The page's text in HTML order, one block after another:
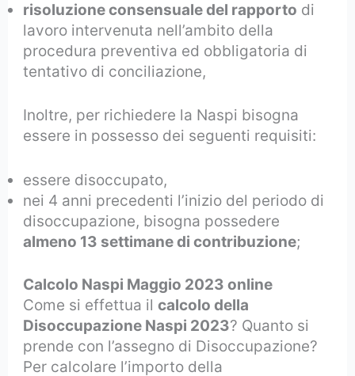
risoluzione consensuale del rapporto di
lavoro intervenuta nell’ambito della
procedura preventiva ed obbligatoria di
tentativo di conciliazione,
Inoltre, per richiedere la Naspi bisogna
essere in possesso dei seguenti requisiti:
essere disoccupato,
nei 4 anni precedenti l’inizio del periodo di
disoccupazione, bisogna possedere
almeno 13 settimane di contribuzione;
Calcolo Naspi Maggio 2023 online
Come si effettua ilcalcolo della
Disoccupazione Naspi 2023? Quanto si
prende con l’assegno di Disoccupazione?
Per calcolare l’importo della